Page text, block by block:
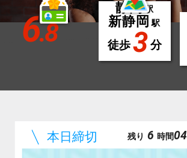
6.8
静岡駅
新静岡 駅
徒歩3分
残り 6 時間04